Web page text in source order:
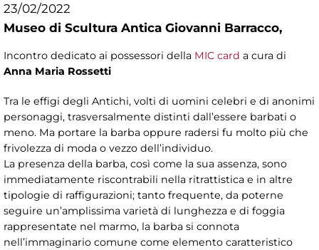
23/02/2022
Museo di Scultura Antica Giovanni Barracco,
Incontro dedicato ai possessori della MIC card a cura di
Anna Maria Rossetti
Tra le effigi degli Antichi, volti di uomini celebri e di anonimi
personaggi, trasversalmente distinti dall’essere barbati o
meno. Ma portare la barba oppure radersi fu molto più che
frivolezza di moda o vezzo dell’individuo.
La presenza della barba, così come la sua assenza, sono
immediatamente riscontrabili nella ritrattistica e in altre
tipologie di raffigurazioni; tanto frequente, da poterne
seguire un’amplissima varietà di lunghezza e di foggia
rappresentate nel marmo, la barba si connota
nell’immaginario comune come elemento caratteristico